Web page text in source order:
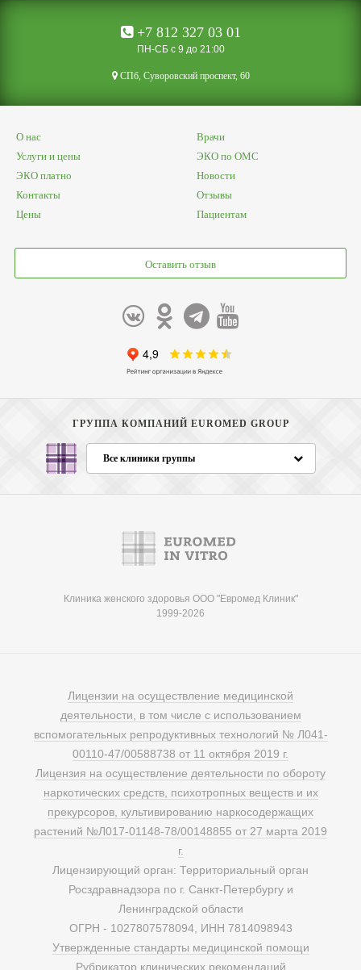
+7 812 327 03 01
ПН-СБ с 9 до 21:00
CПб, Суворовский проспект, 60
О нас
Врачи
Услуги и цены
ЭКО по ОМС
ЭКО платно
Новости
Контакты
Отзывы
Цены
Пациентам
Оставить отзыв
ГРУППА КОМПАНИЙ EUROMED GROUP
Все клиники группы
Клиника женского здоровья ООО "Евромед Клиник"
1999-2026
Лицензии на осуществление медицинской
деятельности, в том числе с использованием
вспомогательных репродуктивных технологий № Л041-
00110-47/00588738 от 11 октября 2019 г.
Лицензия на осуществление деятельности по обороту
наркотических средств, психотропных веществ и их
прекурсоров, культивированию наркосодержащих
растений №Л017-01148-78/00148855 от 27 марта 2019
г.
Лицензирующий орган: Территориальный орган
Росздравнадзора по г. Санкт-Петербургу и
Ленинградской области
ОГРН - 1027807578094, ИНН 7814098943
Утвержденные стандарты медицинской помощи
Рубрикатор клинических рекомендаций